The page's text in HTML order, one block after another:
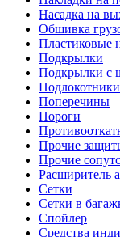
Насадка на
Обшивка
Пластиковые
Подкрылки
Подкрылки с
Подлокотники
Поперечины
Пороги
Прочие
Прочие
Расширитель
Сетки
Сетки в
Спойлер
Средства